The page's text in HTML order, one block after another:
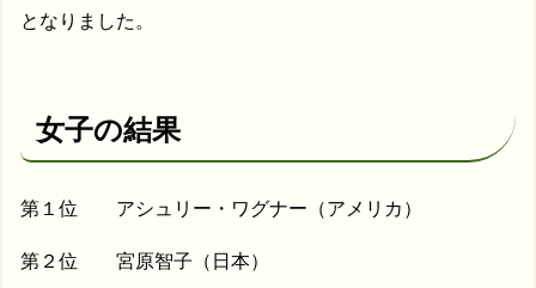
となりました。
女子の結果
第１位 アシュリー・ワグナー（アメリカ）
第２位 宮原智子（日本）